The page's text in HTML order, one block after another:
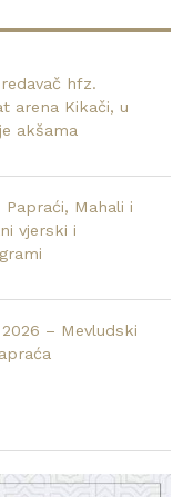
hfz.
arena Kikači, u
akšama
Mahali i
vjerski i
– Mevludski